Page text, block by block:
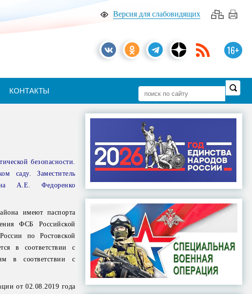
Версия для слабовидящих
16+
КОНТАКТЫ
безопасности.
саду. Заместитель
А.Е. Федоренко
имеют паспорта
ФСБ Российской
по Ростовской
в соответствии с
в соответствии с
от 02.08.2019 года